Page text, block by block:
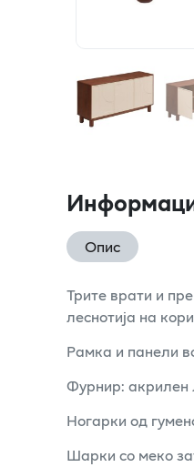
Опис
Трите врати и
леснотија на
Рамка и панели
Фурнир:
Ногарки од
Шарки со меко